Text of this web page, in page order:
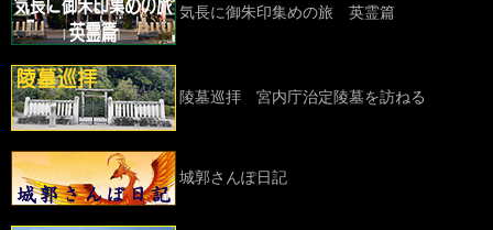
気長に御朱印集めの旅 英霊篇
陵墓巡拝 宮内庁治定陵墓を訪ねる
城郭さんぽ日記